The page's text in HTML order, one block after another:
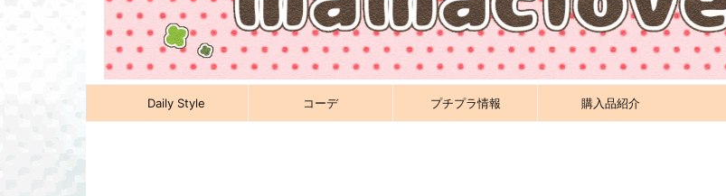
Daily Style コーデ プチプラ情報 購入品紹介